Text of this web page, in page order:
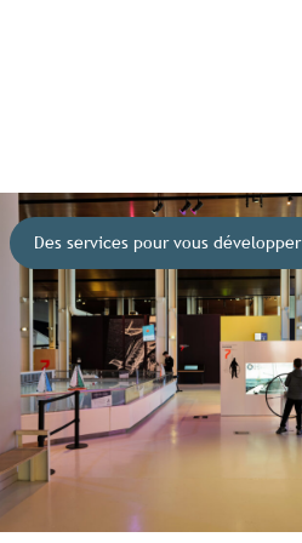
Des services pour vous développer